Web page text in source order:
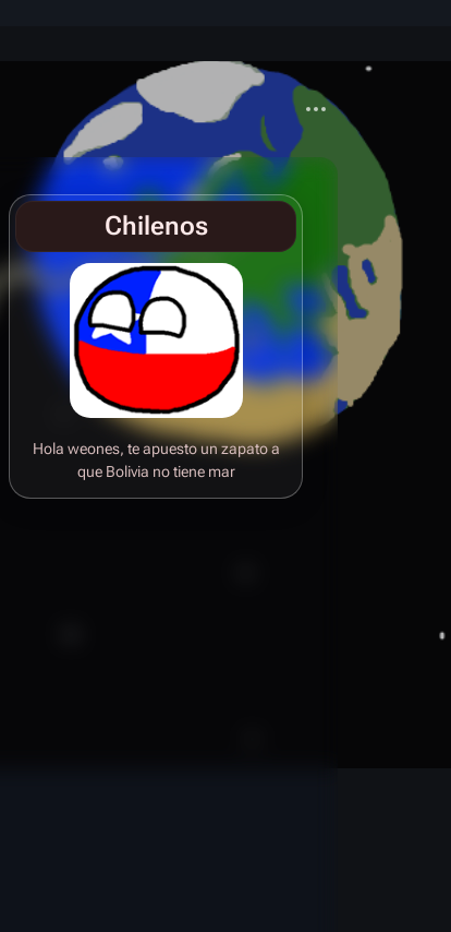
Más acciones
Chilenos
Hola weones, te apuesto un zapato a
que Bolivia no tiene mar